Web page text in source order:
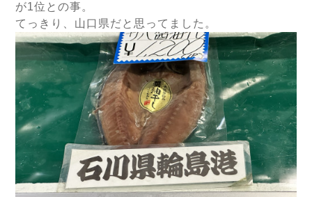
が1位との事。
てっきり、山口県だと思ってました。